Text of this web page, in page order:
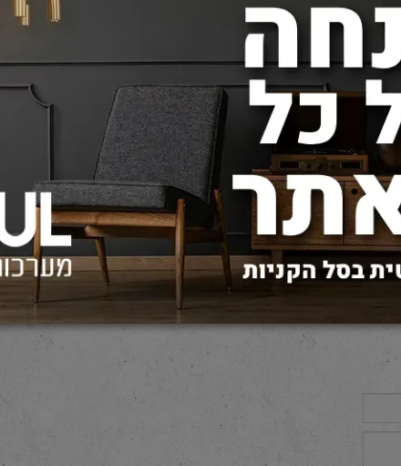
₪450
מנורת תלייה NIKO ROUND 108W
מחיר באתר: ₪1,290
פרטים נוספים